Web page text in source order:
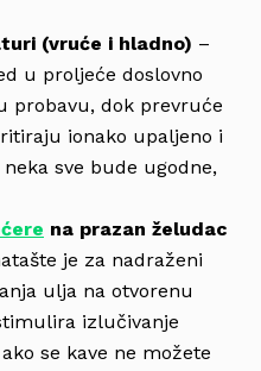
(vruće i hladno) –
u proljeće doslovno
probavu, dok prevruće
ionako upaljeno i
sve bude ugodne,
na prazan želudac
je za nadraženi
ulja na otvorenu
izlučivanje
se kave ne možete